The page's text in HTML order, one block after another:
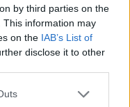
by third parties on the
This information may
on the IAB’s List of
disclose it to other